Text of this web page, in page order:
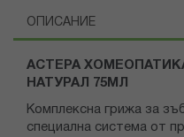
ОПИСАНИЕ
АСТЕРА
НАТУРАЛ 75МЛ
Комплексна грижа за
специална система от